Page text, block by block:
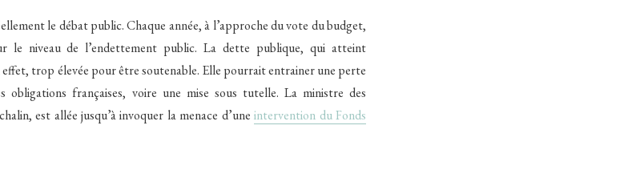
le débat public. Chaque année, à l’approche du vote du budget,
le niveau de l’endettement public. La dette publique, qui atteint
effet, trop élevée pour être soutenable. Elle pourrait entrainer une perte
obligations françaises, voire une mise sous tutelle. La ministre des
est allée jusqu’à invoquer la menace d’uneintervention du Fonds